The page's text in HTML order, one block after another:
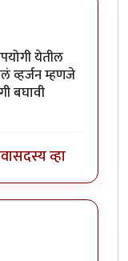
येतील
व्हर्जन म्हणजे
बघावी
सदस्य व्हा